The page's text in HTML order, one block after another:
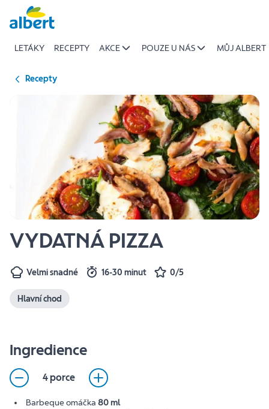
Přeskočit
LETÁKY RECEPTY AKCE POUZE U NÁS MŮJ ALBERT
Recepty
VYDATNÁ PIZZA
Velmi snadné 16-30 minut 0/5
Hlavní chod
Ingredience
4 porce
Barbeque omáčka 80 ml